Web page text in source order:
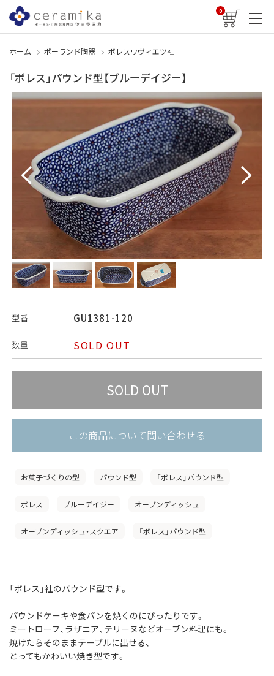
0
ホーム ポーランド陶器 ボレスワヴィエツ社
「ボレス」パウンド型【ブルーデイジー】
型番 GU1381-120
数量 SOLD OUT
この商品について問い合わせる
お菓子づくりの型 パウンド型 「ボレス」パウンド型
ボレス ブルーデイジー オーブンディッシュ
オーブンディッシュ・スクエア 「ボレス」パウンド型
「ボレス」社のパウンド型です。
パウンドケーキや食パンを焼くのにぴったりです。
ミートローフ、ラザニア、テリーヌなどオーブン料理にも。
焼けたらそのままテーブルに出せる、
とってもかわいい焼き型です。